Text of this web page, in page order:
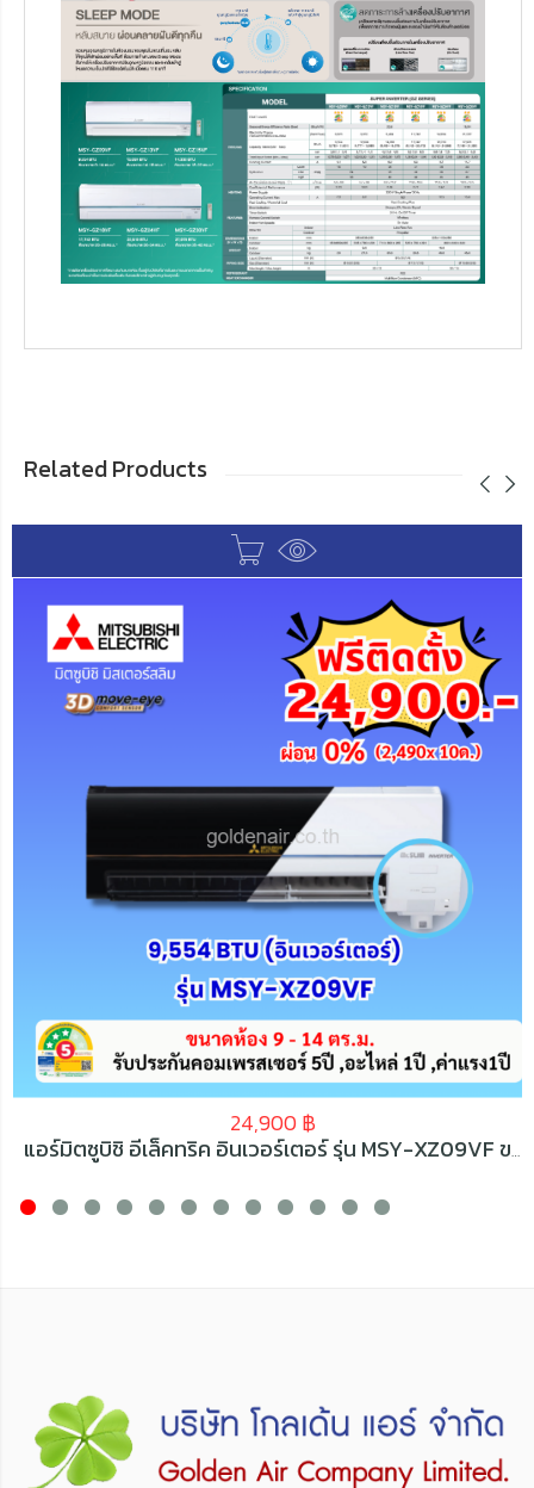
Related Products
24,900 ฿
แอร์มิตซูบิชิ อีเล็คทริค อินเวอร์เตอร์ รุ่น MSY-XZ09VF ขนาด 9554 BTU